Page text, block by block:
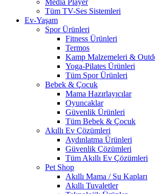
Media Player
Tüm TV-Ses Sistemleri
Ev-Yaşam
Spor Ürünleri
Fitness Ürünleri
Termos
Kamp Malzemeleri &
Yoga-Pilates Ürünleri
Tüm Spor Ürünleri
Bebek & Çocuk
Mama Hazırlayıcılar
Oyuncaklar
Güvenlik Ürünleri
Tüm Bebek & Çocuk
Akıllı Ev Çözümleri
Aydınlatma Ürünleri
Güvenlik Çözümleri
Tüm Akıllı Ev Çözümleri
Pet Shop
Akıllı Mama / Su Kapları
Akıllı Tuvaletler